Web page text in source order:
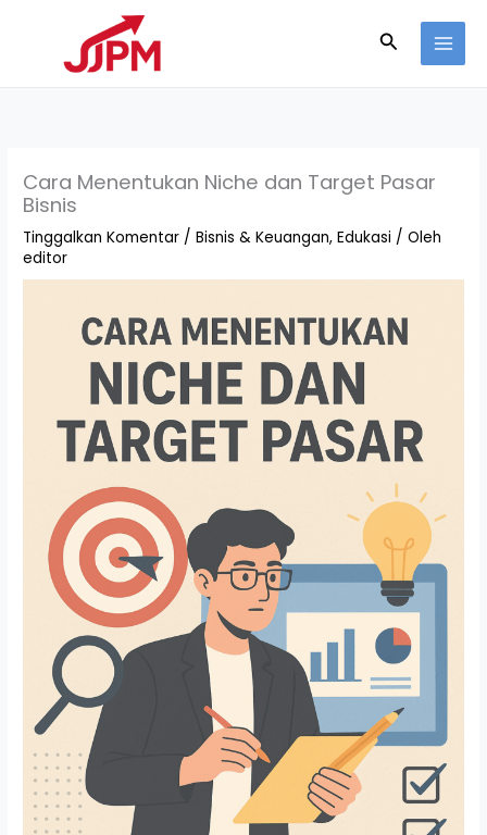
Cari
Cara Menentukan Niche dan Target Pasar
Bisnis
Tinggalkan Komentar /Bisnis & Keuangan,Edukasi / Oleh
editor